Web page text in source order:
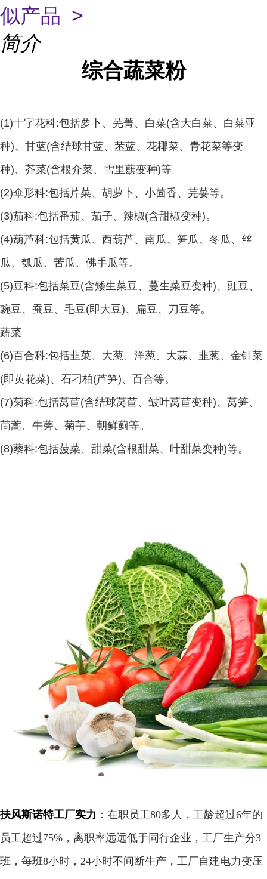
似产品 >
简介
综合蔬菜粉
(1)十字花科:包括萝卜、芜菁、白菜(含大白菜、白菜亚
种)、甘蓝(含结球甘蓝、苤蓝、花椰菜、青花菜等变
种)、芥菜(含根介菜、雪里蕻变种)等。
(2)伞形科:包括芹菜、胡萝卜、小茴香、芫荽等。
(3)茄科:包括番茄、茄子、辣椒(含甜椒变种)。
(4)葫芦科:包括黄瓜、西葫芦、南瓜、笋瓜、冬瓜、丝
瓜、瓠瓜、苦瓜、佛手瓜等。
(5)豆科:包括菜豆(含矮生菜豆、蔓生菜豆变种)、豇豆、
豌豆、蚕豆、毛豆(即大豆)、扁豆、刀豆等。
蔬菜
(6)百合科:包括韭菜、大葱、洋葱、大蒜、韭葱、金针菜
(即黄花菜)、石刁柏(芦笋)、百合等。
(7)菊科:包括莴苣(含结球莴苣、皱叶莴苣变种)、莴笋、
茼蒿、牛蒡、菊芋、朝鲜蓟等。
(8)藜科:包括菠菜、甜菜(含根甜菜、叶甜菜变种)等。
扶风斯诺特工厂实力 ：在职员工80多人，工龄超过6年的
员工超过75%，离职率远远低于同行企业，工厂生产分3
班，每班8小时，24小时不间断生产，工厂自建电力变压